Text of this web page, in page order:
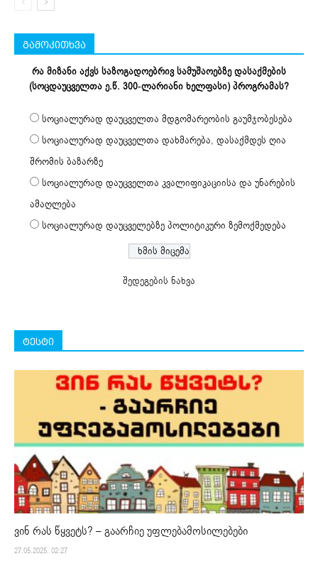
გამოკითხვა
რა მიზანი აქვს საზოგადოებრივ სამუშაოებზე დასაქმების
(სოცდაუცველთა ე.წ. 300-ლარიანი ხელფასი) პროგრამას?
სოციალურად დაუცველთა მდგომარეობის გაუმჯობესება
სოციალურად დაუცველთა დახმარება, დასაქმდეს ღია
შრომის ბაზარზე
სოციალურად დაუცველთა კვალიფიკაციისა და უნარების
ამაღლება
სოციალურად დაუცველებზე პოლიტიკური ზემოქმედება
შედეგების ნახვა
ტესტი
ვინ რას წყვეტს? – გაარჩიე უფლებამოსილებები
27.05.2025. 02:27